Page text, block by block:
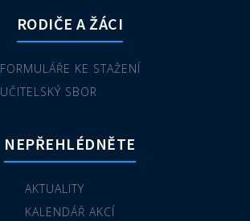
RODIČE A ŽÁCI
FORMULÁŘE KE STAŽENÍ
UČITELSKÝ SBOR
NEPŘEHLÉDNĚTE
AKTUALITY
KALENDÁŘ AKCÍ